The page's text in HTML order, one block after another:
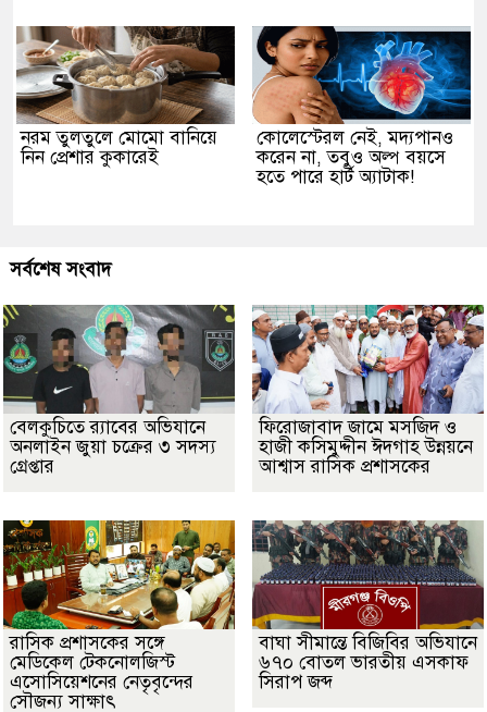
নরম তুলতুলে মোমো বানিয়ে
নিন প্রেশার কুকারেই
কোলেস্টেরল নেই, মদ্যপানও
করেন না, তবুও অল্প বয়সে
হতে পারে হার্ট অ্যাটাক!
সর্বশেষ সংবাদ
বেলকুচিতে র‌্যাবের অভিযানে
অনলাইন জুয়া চক্রের ৩ সদস্য
গ্রেপ্তার
ফিরোজাবাদ জামে মসজিদ ও
হাজী কসিমুদ্দীন ঈদগাহ উন্নয়নে
আশ্বাস রাসিক প্রশাসকের
​রাসিক প্রশাসকের সঙ্গে
মেডিকেল টেকনোলজিস্ট
এসোসিয়েশনের নেতৃবৃন্দের
সৌজন্য সাক্ষাৎ
বাঘা সীমান্তে বিজিবির অভিযানে
৬৭০ বোতল ভারতীয় এসকাফ
সিরাপ জব্দ